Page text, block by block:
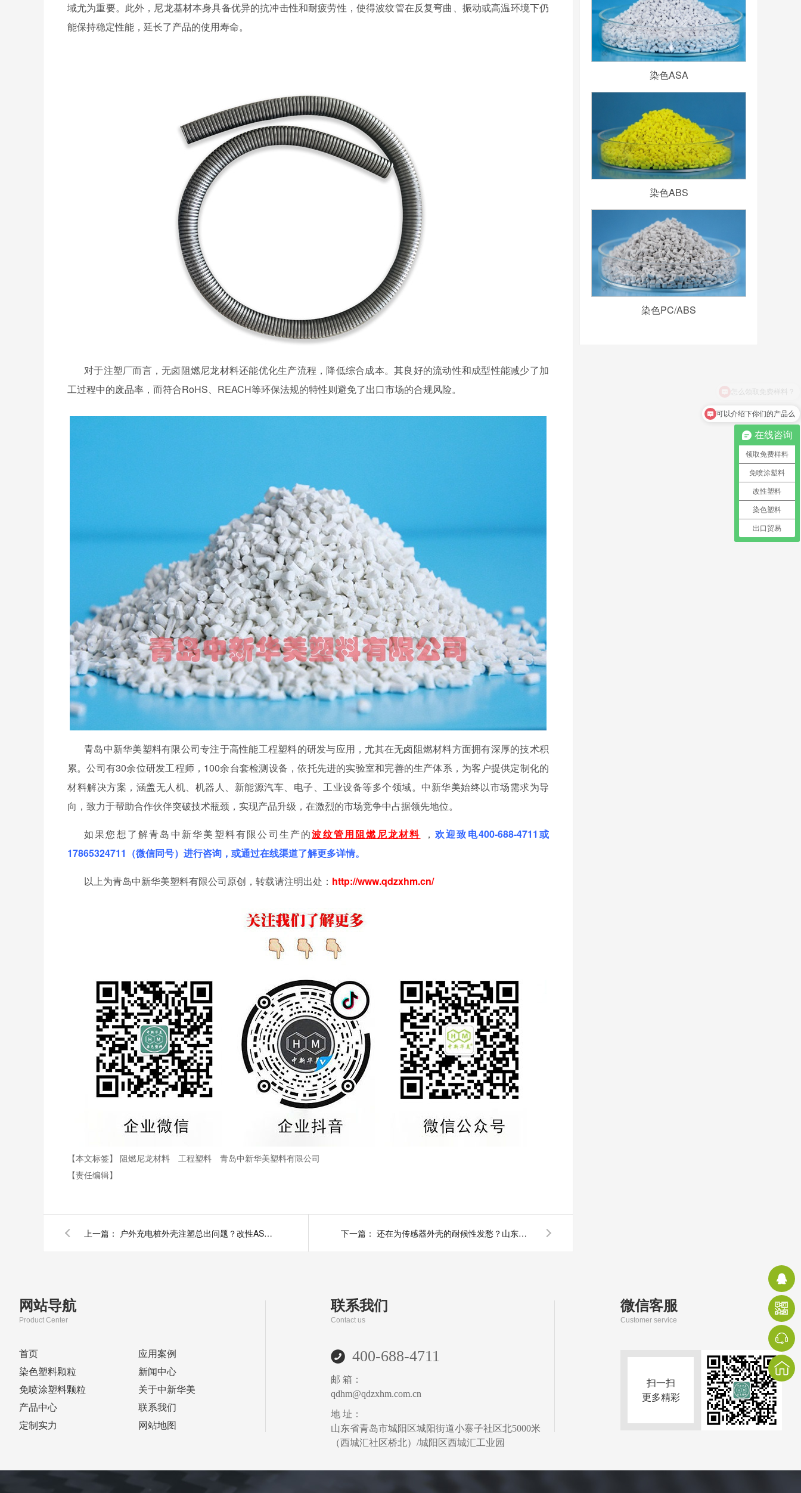
域尤为重要。此外，尼龙基材本身具备优异的抗冲击性和耐疲劳性，使得波纹管在反复弯曲、振动或高温环境下仍
能保持稳定性能，延长了产品的使用寿命。
对于注塑厂而言，无卤阻燃尼龙材料还能优化生产流程，降低综合成本。其良好的流动性和成型性能减少了加
工过程中的废品率，而符合RoHS、REACH等环保法规的特性则避免了出口市场的合规风险。
青岛中新华美塑料有限公司专注于高性能工程塑料的研发与应用，尤其在无卤阻燃材料方面拥有深厚的技术积
累。公司有30余位研发工程师，100余台套检测设备，依托先进的实验室和完善的生产体系，为客户提供定制化的
材料解决方案，涵盖无人机、机器人、新能源汽车、电子、工业设备等多个领域。中新华美始终以市场需求为导
向，致力于帮助合作伙伴突破技术瓶颈，实现产品升级，在激烈的市场竞争中占据领先地位。
如果您想了解青岛中新华美塑料有限公司生产的波纹管用阻燃尼龙材料 ， 欢迎致电400-688-4711或
17865324711（微信同号）进行咨询，或通过在线渠道了解更多详情。
以上为青岛中新华美塑料有限公司原创，转载请注明出处： http://www.qdzxhm.cn/
【本文标签】 阻燃尼龙材料 工程塑料
青岛中新华美塑料有限公司
【责任编辑】
上一篇： 户外充电桩外壳注塑总出问题？改性ASA材料彻底解决耐候难题 下一篇： 还在为传感器外壳的耐候性发愁？山东十大改性塑料厂帮您轻松应对
染色ASA
染色ABS
染色PC/ABS
网站导航
Product Center
首页
应用案例
染色塑料颗粒
新闻中心
免喷涂塑料颗粒
关于中新华美
产品中心
联系我们
定制实力
网站地图
联系我们
Contact us
400-688-4711
邮 箱：
qdhm@qdzxhm.com.cn
地 址：
山东省青岛市城阳区城阳街道小寨子社区北5000米
（西城汇社区桥北）/城阳区西城汇工业园
微信客服
Customer service
扫一扫
更多精彩
在线咨询
领取免费样料
免喷涂塑料
改性塑料
染色塑料
出口贸易
可以介绍下你们的产品么